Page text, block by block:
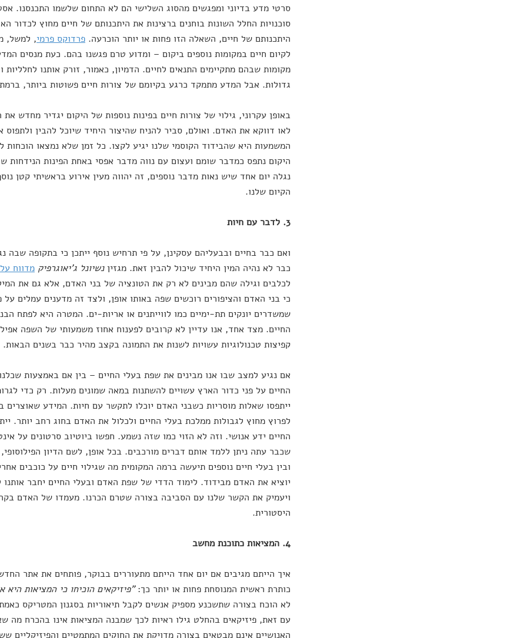
סרטי מדע בדיוני ומפגשים מהסוג השלישי הם לא התחום שלשמו התכנסנו.
סוכנויות החלל השונות בוחנים ברצינות את היתכנותם של חיים מחוץ
היתכנותם של חיים, השאלה הזו פחות או יותר הוכרעה. פרדוקס פרמי, למשל,
לקיום חיים במקומות נוספים ביקום – ומדוע טרם פגשנו בהם. כעת מנסים
מקומות שבהם מתקיימים התנאים לחיים. הדמיון, כאמור, זורק אותנו לחלליות
גדולות. אבל המדע מתמקד כרגע בקיומם של צורות חיים פשוטות ביותר,
באופן עקרוני, גילוי של צורות חיים בפינות נוספות של היקום יגדיר מחדש
לאו דווקא את האדם. ואולם, סביר להניח שהיצור היחיד שיוכל להבין
המשמעות היא שהבידוד הקוסמי שלנו יגיע לקצו. כל זמן שלא נמצאו הוכחות
היקום נתפס כמדבר שומם ועצום עם נווה מדבר אפסי באחת הפינות הנידחות
נגלה יום אחד שיש נאות מדבר נוספים, זה יהווה מעין אירוע בראשיתי קטן
הקיום שלנו.
3. לדבר עם חיות
ואם כבר בחיים ובבעליהם עסקינן, על פי תרחיש נוסף ייתכן כי בתקופה שבה
כבר לא נהיה המין היחיד שיכול להבין זאת. מגזיןנשיונל ג'יאוגרפיק מדווח
לכלבים וגילה שהם מבינים לא רק את הטונציה של בני האדם, אלא גם את
כי בני האדם והציפורים רוכשים שפה באותו אופן, ולצד זה מדענים עמלים על
שמשדרים יונקים תת-ימיים כמו לווייתנים או אריות-ים. המטרה היא לפתח
החיים. מצד אחד, אנו עדיין לא קרובים לפענוח אחוז משמעותי של השפה
קפיצות טכנולוגיות עשויות לשנות את התמונה בקצב מהיר כבר בשנים הבאות.
אם נגיע למצב שבו אנו מבינים את שפת בעלי החיים – בין אם באמצעות
החיים על פני כדור הארץ עשויים להשתנות במאה שמונים מעלות. רק כדי
ייתפסו שאלות מוסריות כשבני האדם יוכלו לתקשר עם חיות. המידע שאוצרים
לפרוץ מחוץ לגבולות ממלכת בעלי החיים ולכלול את האדם בחוג רחב יותר.
החיים ידע אנושי. וזה לא הזוי כמו שזה נשמע. חפשו ביוטיוב סרטונים על
שכבר עתה ניתן ללמד אותם דברים מורכבים. בכל אופן, לשם הדיון
ובין בעלי חיים נוספים תיעשה ברמה המקומית מה שגילוי חיים על כוכבים
יוציא את האדם מבידוד. לימוד הדדי של שפת האדם ובעלי החיים יחבר אותנו
ויעמיק את הקשר שלנו עם הסביבה בצורה שטרם הכרנו. מעמדו של האדם
היסטורית.
4. המציאות כתוכנת מחשב
איך הייתם מגיבים אם יום אחד הייתם מתעוררים בבוקר, פותחים את אתר
כותרת ראשית המנוסחת פחות או יותר כך:"פיזיקאים הוכיחו כי המציאות
לא הוכח בצורה שתשכנע מספיק אנשים לקבל תיאוריות בסגנון המטריקס
עם זאת, פיזיקאים בהחלט גילו ראיות לכך שמבנה המציאות אינו בהכרח מה
האנושיים אינם מבטאים בצורה מדויקת את החוקים המתמטיים והפיזיקליים